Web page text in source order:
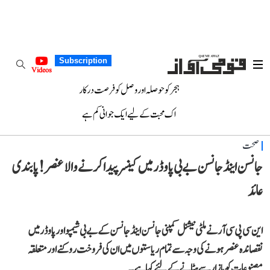
Subscription
Videos
ہجر کو حوصلہ اور وصل کو فرصت درکار
اک محبت کے لیے ایک جوانی کم ہے
صحت
جانسن اینڈ جانسن بے بی پاوڈر میں کینسر پیدا کرنے والا عنصر! پابندی
عائد
این سی پی سی آر نے ملٹی نیشنل کمپنی جانسن اینڈ جانسن کے بے بی شیمپو اور پاوڈر میں
نقصاندہ عنصر ہونے کی وجہ سے تمام ریاستوں میں ان کی فروخت روکنے اور متعلقہ